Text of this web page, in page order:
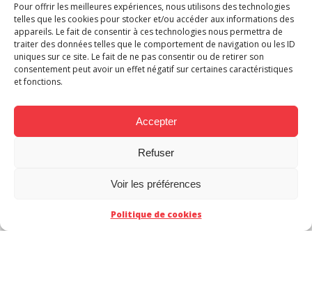
Pour offrir les meilleures expériences, nous utilisons des technologies
telles que les cookies pour stocker et/ou accéder aux informations des
appareils. Le fait de consentir à ces technologies nous permettra de
traiter des données telles que le comportement de navigation ou les ID
uniques sur ce site. Le fait de ne pas consentir ou de retirer son
consentement peut avoir un effet négatif sur certaines caractéristiques
et fonctions.
Accepter
Refuser
Voir les préférences
Politique de cookies